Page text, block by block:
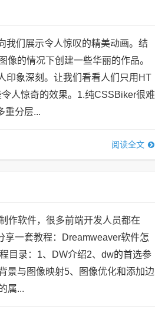
我们展示令人惊叹的精美动画。结
的情况下创建一些华丽的作品。
印象深刻。让我们看看人们只用HT
人惊奇的效果。1.纯CSSBiker很难
重分层...
阅读全文
作软件，很多前端开发人员都在
享一套教程：Dreamweaver软件怎
目录：1、DW介绍2、dw的首选参
景与图像映射5、图像优化和添加边
属...